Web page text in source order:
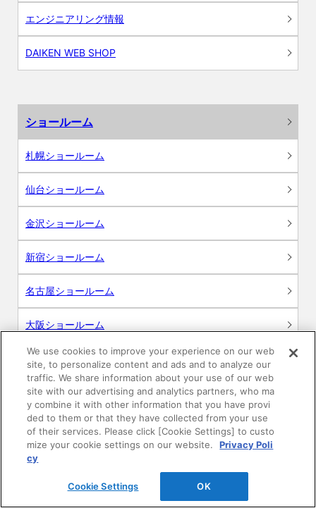
エンジニアリング情報
DAIKEN WEB SHOP
ショールーム
札幌ショールーム
仙台ショールーム
金沢ショールーム
新宿ショールーム
名古屋ショールーム
大阪ショールーム
広島ショールーム
高松ショールーム
福岡ショールーム
サポート
We use cookies to improve your experience on our web
site, to personalize content and ads and to analyze our
traffic. We share information about your use of our web
site with our advertising and analytics partners, who ma
y combine it with other information that you have provi
ded to them or that they have collected from your use
of their services. Please click [Cookie Settings] to custo
mize your cookie settings on our website.
Privacy Poli
cy
Cookie Settings OK